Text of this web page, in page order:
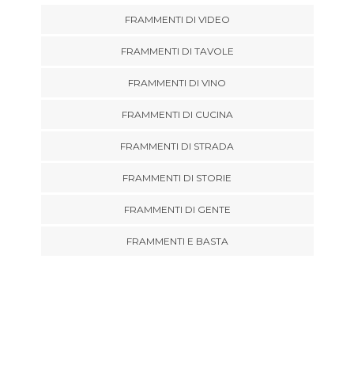
FRAMMENTI DI VIDEO
FRAMMENTI DI TAVOLE
FRAMMENTI DI VINO
FRAMMENTI DI CUCINA
FRAMMENTI DI STRADA
FRAMMENTI DI STORIE
FRAMMENTI DI GENTE
FRAMMENTI E BASTA